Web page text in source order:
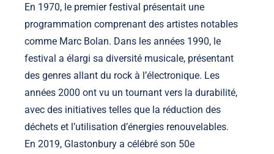
En 1970, le premier festival présentait une
programmation comprenant des artistes notables
comme Marc Bolan. Dans les années 1990, le
festival a élargi sa diversité musicale, présentant
des genres allant du rock à l’électronique. Les
années 2000 ont vu un tournant vers la durabilité,
avec des initiatives telles que la réduction des
déchets et l’utilisation d’énergies renouvelables.
En 2019, Glastonbury a célébré son 50e